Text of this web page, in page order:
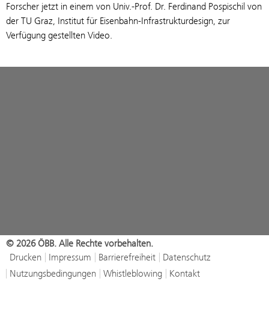
Forscher jetzt in einem von Univ.-Prof. Dr. Ferdinand Pospischil von
der TU Graz, Institut für Eisenbahn-Infrastrukturdesign, zur
Verfügung gestellten Video.
© 2026 ÖBB. Alle Rechte vorbehalten.
Drucken
Impressum Barrierefreiheit
Datenschutz
Nutzungsbedingungen
Whistleblowing Kontakt